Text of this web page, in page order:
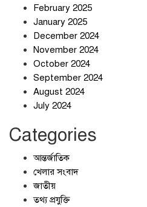
February 2025
January 2025
December 2024
November 2024
October 2024
September 2024
August 2024
July 2024
Categories
আন্তর্জাতিক
খেলার সংবাদ
জাতীয়
তথ্য প্রযুক্তি